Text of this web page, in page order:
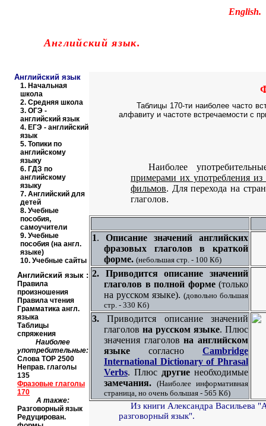
English.
-Английский язык.
Английский язык
1. Начальная
школа
2. Средняя школа
3. ОГЭ -
английский язык
4. ЕГЭ - английский
язык
5. Топики по
английскому
языку
6. ГДЗ по
английскому
языку
7. Английский для
детей
8. Учебные
пособия,
самоучители
9. Учебные
пособия (на англ.
языке)
10. Учебные сайты
Таблицы 170-ти наиболее часто
алфавиту и частоте встречаемости с
Наиболее
примерами их употребления
фильмов. Для перехода на
глаголов.
1. Описание значений английских
фразовых глаголов в краткой
форме. (небольшая стр. - 100 Кб)
2.
Приводится описание значений
глаголов в полной форме(только
на русском языке). (довольно большая
стр. - 330 Кб)
3. Приводится описание значений
глаголов на русском языке. Плюс
значения глаголовна английском
языке согласно Cambridge
International Dictionary of Phrasal
Verbs. Плюс другие необходимые
замечания. (Наиболее информативная
страница, но очень большая - 565 Кб)
Из книги Александра Васильева
разговорный язык".
Английский язык :
Правила
произношения
Правила чтения
Грамматика англ.
языка
Таблицы
спряжения
Наиболее
употребительные:
Слова TOP 2500
Неправ. глаголы
135
Фразовые глаголы
170
А также:
Разговорный язык
Редуцирован.